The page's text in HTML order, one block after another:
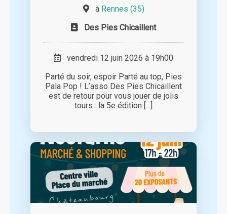
à Rennes (35)
Des Pies Chicaillent
vendredi 12 juin 2026 à 19h00
Parté du soir, espoir Parté au top, Pies
Pala Pop ! L’asso Des Pies Chicaillent
est de retour pour vous jouer de jolis
tours : la 5e édition [...]